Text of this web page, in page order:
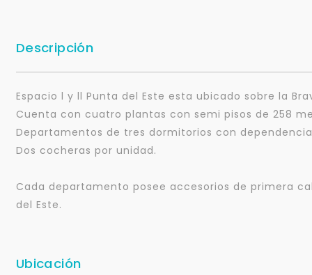
Descripción
Espacio l y ll Punta del Este esta ubicado sobre la
Cuenta con cuatro plantas con semi pisos de 258
Departamentos de tres dormitorios con
Dos cocheras por unidad.
Cada departamento posee accesorios de primera
del Este.
Ubicación